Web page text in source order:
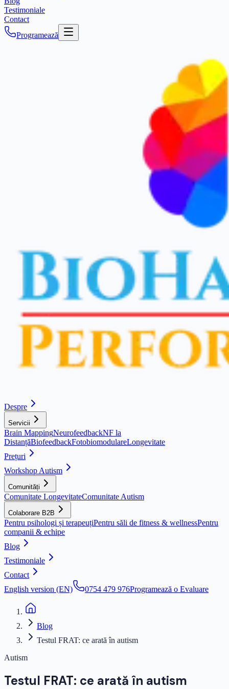
Testimoniale
Contact
Programează
Despre
Servicii
Brain MappingNeurofeedbackNF la
DistanțăBiofeedbackFotobiomodulareLongevitate
Prețuri
Workshop Autism
Comunități
Comunitate LongevitateComunitate Autism
Colaborare B2B
Pentru psihologi și terapeuțiPentru săli de fitness & wellnessPentru
companii & echipe
Blog
Testimoniale
Contact
English version (EN)
0754 479 976Programează o Evaluare
Blog
Testul FRAT: ce arată în autism
Autism
Testul FRAT: ce arată în autism